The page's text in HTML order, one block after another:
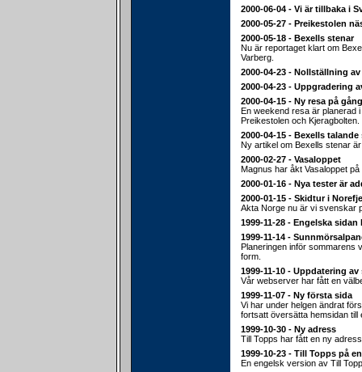
2000-06-04 - Vi är tillbaka i
2000-05-27 - Preikestolen
2000-05-18 - Bexells stenar
Nu är reportaget klart om
Varberg.
2000-04-23 - Nollställning
2000-04-23 - Uppgradering
2000-04-15 - Ny resa på
En weekend resa är planerad
Preikestolen och Kjeragbolten.
2000-04-15 - Bexells talande
Ny artikel om Bexells stenar
2000-02-27 - Vasaloppet
Magnus har åkt Vasaloppet
2000-01-16 - Nya tester är
2000-01-15 - Skidtur i
Akta Norge nu är vi svenskar
1999-11-28 - Engelska sidan
1999-11-14 -
Planeringen inför sommarens
form.
1999-11-10 - Uppdatering av
Vår webserver har fått en
1999-11-07 - Ny första sida
Vi har under helgen ändrat
fortsatt översätta hemsidan till
1999-10-30 - Ny adress
Till Topps har fått en ny
1999-10-23 - Till Topps på
En engelsk version av Till